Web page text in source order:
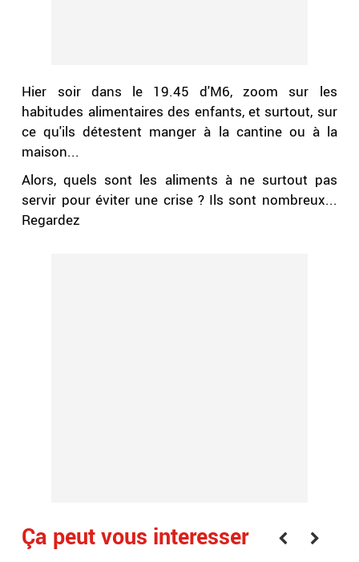
Hier soir dans le 19.45 d'M6, zoom sur les
habitudes alimentaires des enfants, et surtout, sur
ce qu'ils détestent manger à la cantine ou à la
maison...
Alors, quels sont les aliments à ne surtout pas
servir pour éviter une crise ? Ils sont nombreux...
Regardez
Ça peut vous interesser